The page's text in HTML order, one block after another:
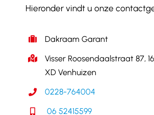
Hieronder vindt u onze
Dakraam Garant
Visser Roosendaalstraat 87,
XD Venhuizen
0228-764004
06 52415599